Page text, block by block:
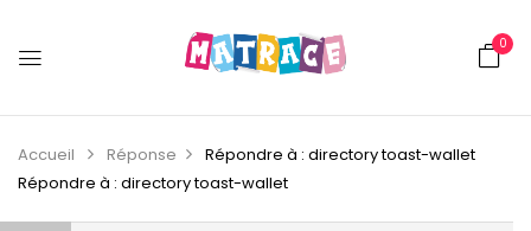
0
Accueil Réponse
Répondre à : directory toast-wallet
Répondre à : directory toast-wallet